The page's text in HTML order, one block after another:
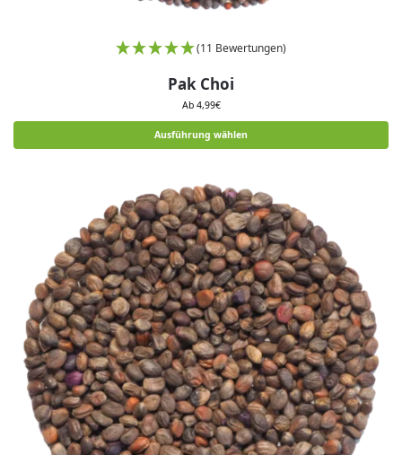
(11 Bewertungen)
Pak Choi
Ab 4,99€
Ausführung wählen